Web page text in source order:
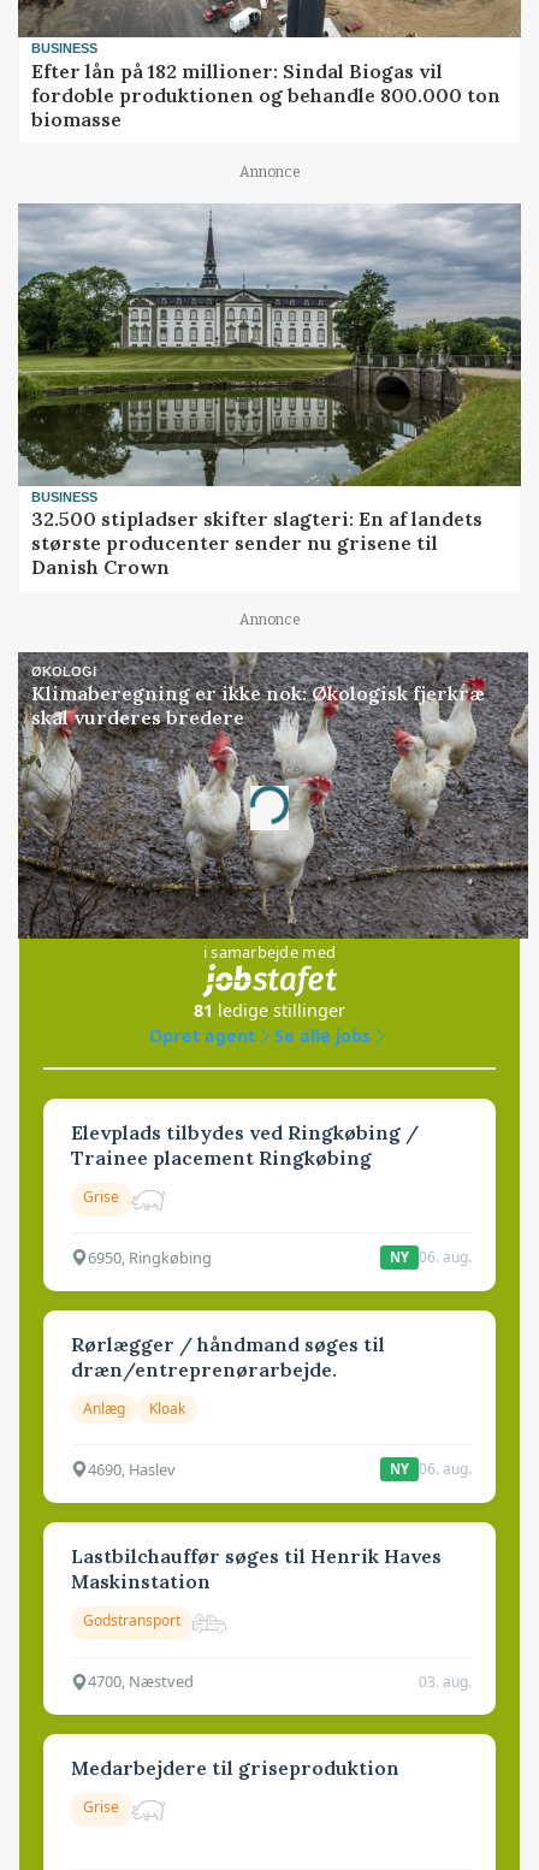
BUSINESS
Efter lån på 182 millioner: Sindal Biogas vil
fordoble produktionen og behandle 800.000 ton
biomasse
Annonce
BUSINESS
32.500 stipladser skifter slagteri: En af landets
største producenter sender nu grisene til
Danish Crown
Annonce
ØKOLOGI
Klimaberegning er ikke nok: Økologisk fjerkræ
skal vurderes bredere
Annonce
Loading...
Jobs
i samarbejde med
81 ledige stillinger
Opret agent
Se alle jobs
Elevplads tilbydes ved Ringkøbing /
Trainee placement Ringkøbing
Grise
6950, Ringkøbing NY 06. aug.
Rørlægger / håndmand søges til
dræn/entreprenørarbejde.
Anlæg Kloak
4690, Haslev NY 06. aug.
Lastbilchauffør søges til Henrik Haves
Maskinstation
Godstransport
4700, Næstved 03. aug.
Medarbejdere til griseproduktion
Grise